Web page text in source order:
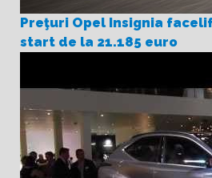
Preţuri Opel Insignia
start de la 21.185 euro